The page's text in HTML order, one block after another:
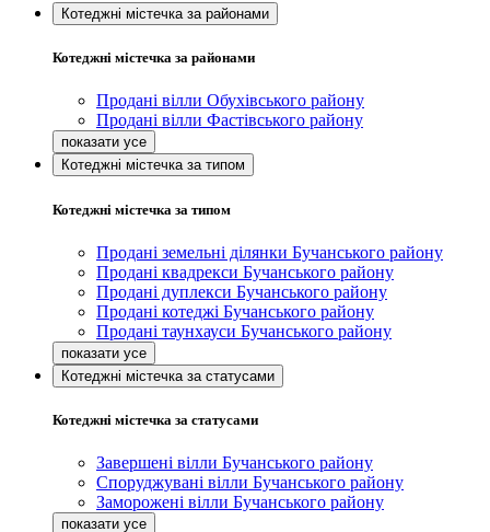
Котеджні містечка за районами
Котеджні містечка за районами
Продані вілли Обухівського району
Продані вілли Фастівського району
Котеджні містечка за типом
Котеджні містечка за типом
Продані земельні ділянки Бучанського району
Продані квадрекси Бучанського району
Продані дуплекси Бучанського району
Продані котеджі Бучанського району
Продані таунхауси Бучанського району
Котеджні містечка за статусами
Котеджні містечка за статусами
Завершені вілли Бучанського району
Споруджувані вілли Бучанського району
Заморожені вілли Бучанського району